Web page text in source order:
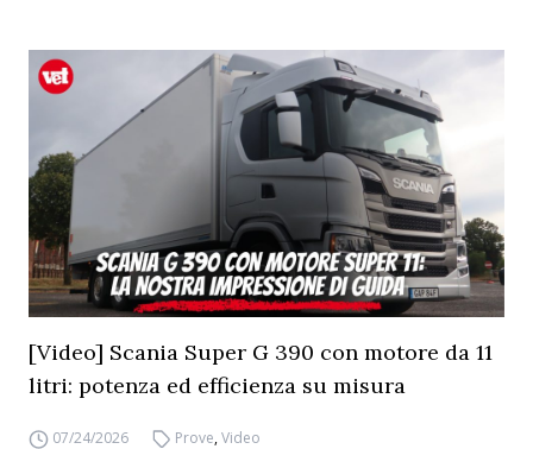
[Video] Scania Super G 390 con motore da 11
litri: potenza ed efficienza su misura
07/24/2026 Prove,Video